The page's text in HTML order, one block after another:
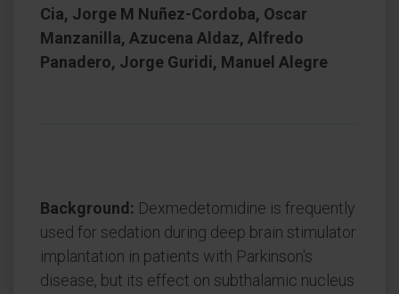
Cia, Jorge M Nuñez-Cordoba, Oscar
Manzanilla, Azucena Aldaz, Alfredo
Panadero, Jorge Guridi, Manuel Alegre
Background: Dexmedetomidine is frequently
used for sedation during deep brain stimulator
implantation in patients with Parkinson's
disease, but its effect on subthalamic nucleus